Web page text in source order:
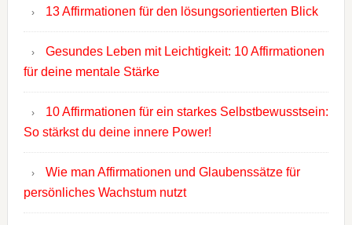
13 Affirmationen für den lösungsorientierten Blick
Gesundes Leben mit Leichtigkeit: 10 Affirmationen
für deine mentale Stärke
10 Affirmationen für ein starkes Selbstbewusstsein:
So stärkst du deine innere Power!
Wie man Affirmationen und Glaubenssätze für
persönliches Wachstum nutzt